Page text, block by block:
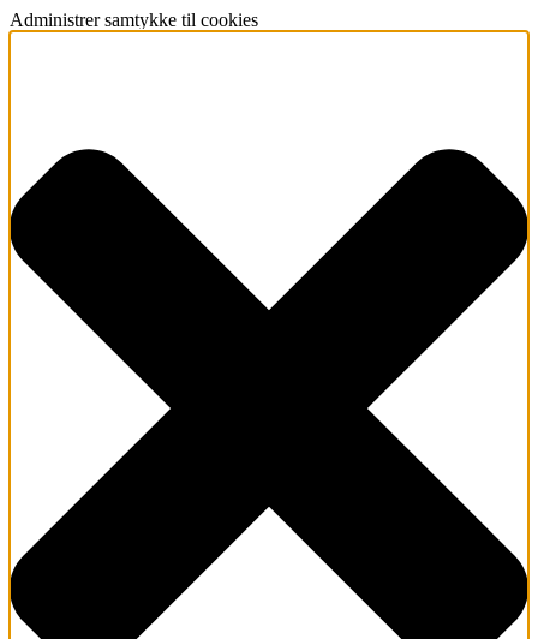
Administrer samtykke til cookies